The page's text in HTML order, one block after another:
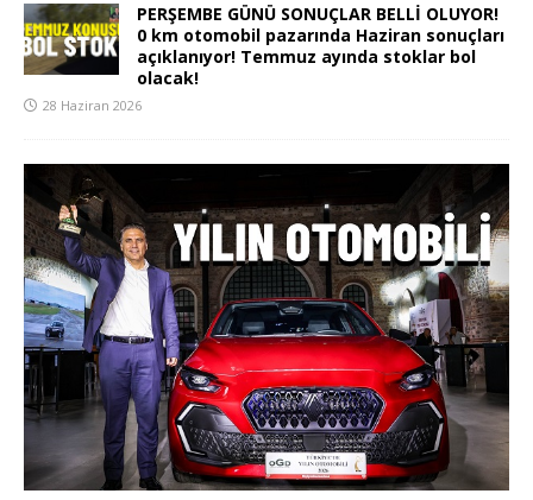
PERŞEMBE GÜNÜ SONUÇLAR BELLİ OLUYOR!
0 km otomobil pazarında Haziran sonuçları
açıklanıyor! Temmuz ayında stoklar bol
olacak!
28 Haziran 2026